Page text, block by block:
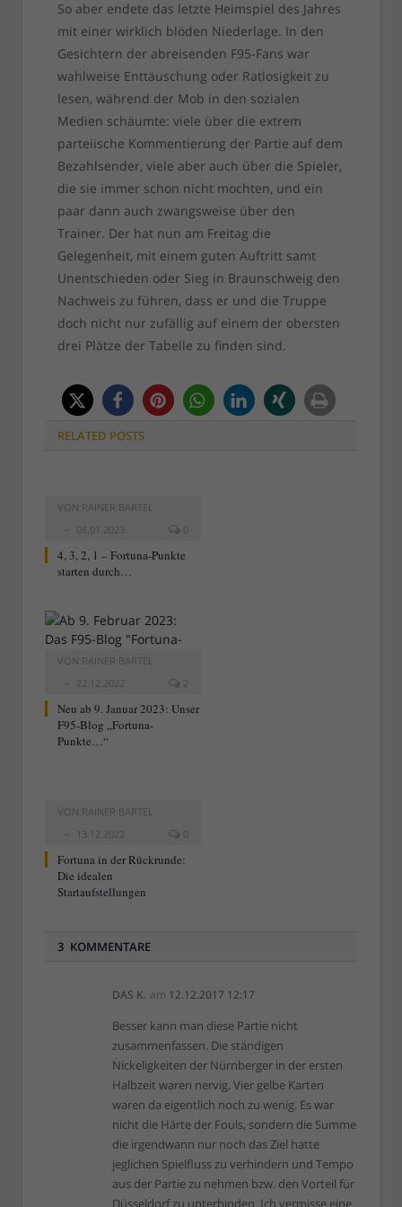
So aber endete das letzte Heimspiel des Jahres
mit einer wirklich blöden Niederlage. In den
Gesichtern der abreisenden F95-Fans war
wahlweise Enttäuschung oder Ratlosigkeit zu
lesen, während der Mob in den sozialen
Medien schäumte: viele über die extrem
parteiische Kommentierung der Partie auf dem
Bezahlsender, viele aber auch über die Spieler,
die sie immer schon nicht mochten, und ein
paar dann auch zwangsweise über den
Trainer. Der hat nun am Freitag die
Gelegenheit, mit einem guten Auftritt samt
Unentschieden oder Sieg in Braunschweig den
Nachweis zu führen, dass er und die Truppe
doch nicht nur zufällig auf einem der obersten
drei Plätze der Tabelle zu finden sind.
RELATED POSTS
VON RAINER BARTEL
08.01.2023
0
4, 3, 2, 1 – Fortuna-Punkte
starten durch…
VON RAINER BARTEL
22.12.2022
2
Neu ab 9. Januar 2023: Unser
F95-Blog „Fortuna-
Punkte…“
VON RAINER BARTEL
13.12.2022
0
Fortuna in der Rückrunde:
Die idealen
Startaufstellungen
3 KOMMENTARE
DAS K. am 12.12.2017 12:17
Besser kann man diese Partie nicht
zusammenfassen. Die ständigen
Nickeligkeiten der Nürnberger in der ersten
Halbzeit waren nervig. Vier gelbe Karten
waren da eigentlich noch zu wenig. Es war
nicht die Härte der Fouls, sondern die Summe
die irgendwann nur noch das Ziel hatte
jeglichen Spielfluss zu verhindern und Tempo
aus der Partie zu nehmen bzw. den Vorteil für
Düsseldorf zu unterbinden. Ich vermisse eine